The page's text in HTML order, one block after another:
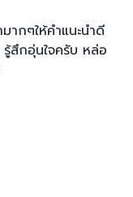
กๆให้คำแนะนำดี
สึกอุ่นใจครับ หล่อ